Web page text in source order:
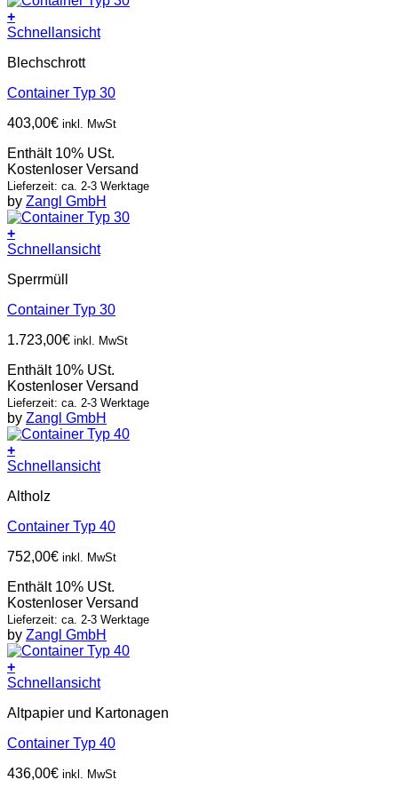
+
Schnellansicht
Blechschrott
Container Typ 30
403,00€ inkl. MwSt
Enthält 10% USt.
Kostenloser Versand
Lieferzeit: ca. 2-3 Werktage
by Zangl GmbH
+
Schnellansicht
Sperrmüll
Container Typ 30
1.723,00€ inkl. MwSt
Enthält 10% USt.
Kostenloser Versand
Lieferzeit: ca. 2-3 Werktage
by Zangl GmbH
+
Schnellansicht
Altholz
Container Typ 40
752,00€ inkl. MwSt
Enthält 10% USt.
Kostenloser Versand
Lieferzeit: ca. 2-3 Werktage
by Zangl GmbH
+
Schnellansicht
Altpapier und Kartonagen
Container Typ 40
436,00€ inkl. MwSt